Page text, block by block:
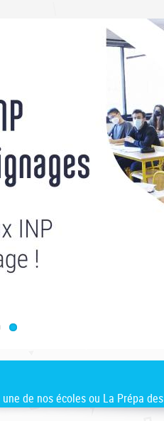
de nos écoles ou La Prépa des